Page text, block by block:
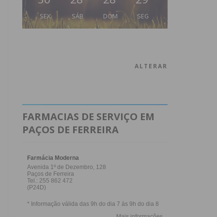
SEX SÁB DOM SEG
ALTERAR
FARMACIAS DE SERVIÇO EM
PAÇOS DE FERREIRA